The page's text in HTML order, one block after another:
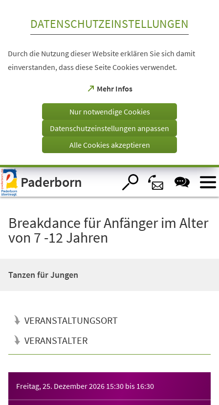
Visuelle
Assistenzsoftware
öffnen.
DATENSCHUTZEINSTELLUNGEN
Durch die Nutzung dieser Website erklären Sie sich damit
einverstanden, dass diese Seite Cookies verwendet.
Mehr Infos
(Öffnet
einem
Tab)
Nur notwendige Cookies
Datenschutzeinstellungen anpassen
Alle Cookies akzeptieren
Paderborn
Breakdance für Anfänger im Alter
von 7 -12 Jahren
Tanzen für Jungen
VERANSTALTUNGSORT
VERANSTALTER
Freitag, 25. Dezember 2026 15:30 bis 16:30